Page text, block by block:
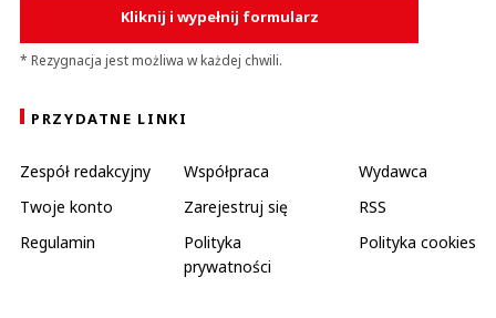
Kliknij i wypełnij formularz
* Rezygnacja jest możliwa w każdej chwili.
PRZYDATNE LINKI
Zespół redakcyjny Współpraca
Wydawca
Twoje konto
Zarejestruj się
RSS
Regulamin
Polityka
prywatności
Polityka cookies